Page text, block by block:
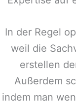
In der Regel
weil die
erstellen
Außerdem
indem man